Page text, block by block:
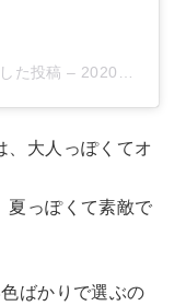
た投稿 – 2020年 6月月15日午前3時15分PDT
、大人っぽくてオ
夏っぽくて素敵で
ばかりで選ぶの